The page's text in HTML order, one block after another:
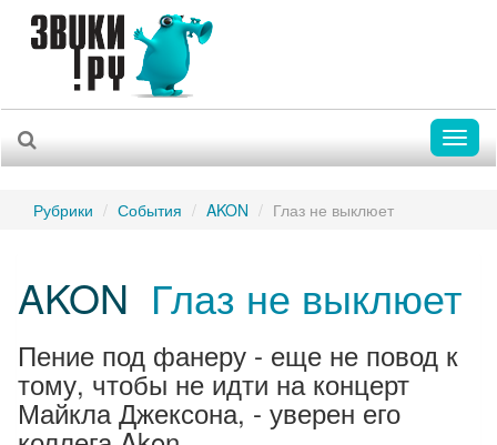
Рубрики События AKON Глаз не выклюет
AKON Глаз не выклюет
Пение под фанеру - еще не повод к
тому, чтобы не идти на концерт
Майкла Джексона, - уверен его